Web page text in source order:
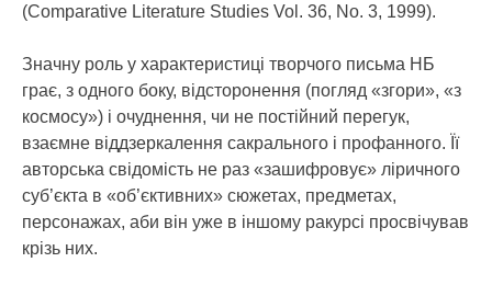
(Comparative Literature Studies Vol. 36, No. 3, 1999).
Значну роль у характеристиці творчого письма НБ
грає, з одного боку, відсторонення (погляд «згори», «з
космосу») і очуднення, чи не постійний перегук,
взаємне віддзеркалення сакрального і профанного. Її
авторська свідомість не раз «зашифровує» ліричного
суб’єкта в «об’єктивних» сюжетах, предметах,
персонажах, аби він уже в іншому ракурсі просвічував
крізь них.